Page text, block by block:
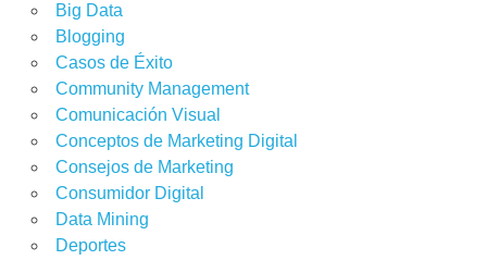
Big Data
Blogging
Casos de Éxito
Community Management
Comunicación Visual
Conceptos de Marketing Digital
Consejos de Marketing
Consumidor Digital
Data Mining
Deportes